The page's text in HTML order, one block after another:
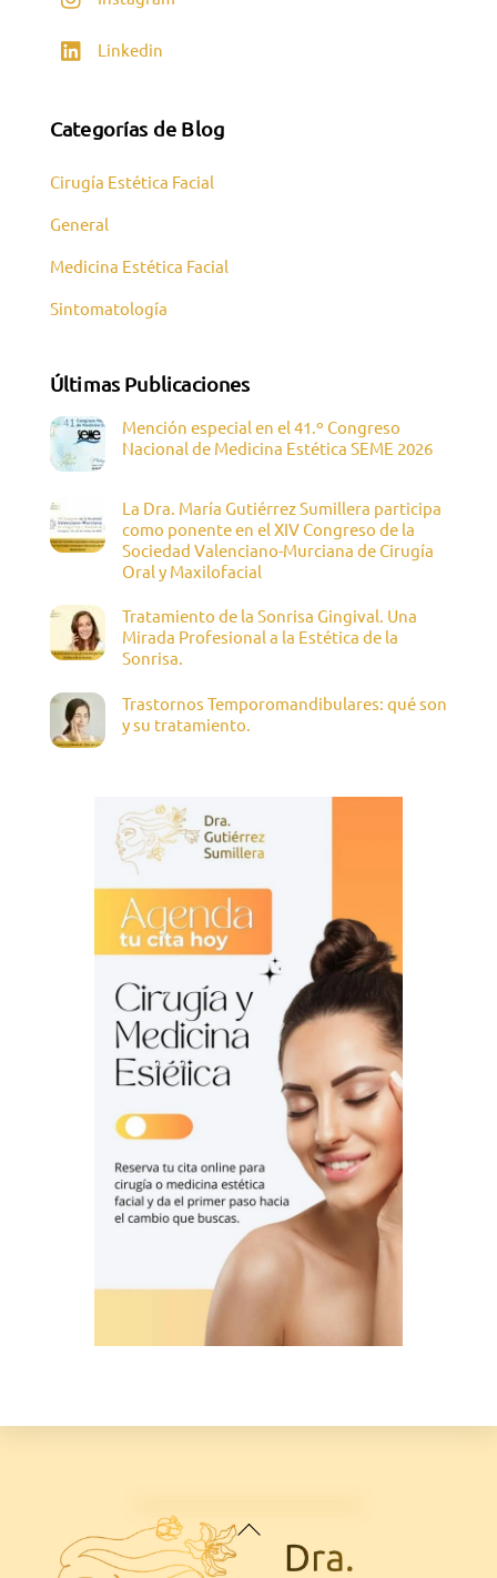
Linkedin
Categorías de Blog
Cirugía Estética Facial
General
Medicina Estética Facial
Sintomatología
Últimas Publicaciones
Mención especial en el 41.º Congreso
Nacional de Medicina Estética SEME 2026
La Dra. María Gutiérrez Sumillera participa
como ponente en el XIV Congreso de la
Sociedad Valenciano-Murciana de Cirugía
Oral y Maxilofacial
Tratamiento de la Sonrisa Gingival. Una
Mirada Profesional a la Estética de la
Sonrisa.
Trastornos Temporomandibulares: qué son
y su tratamiento.
Back